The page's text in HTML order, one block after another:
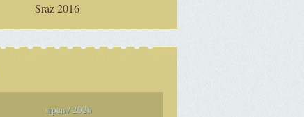
Sraz 2016
srpen / 2026